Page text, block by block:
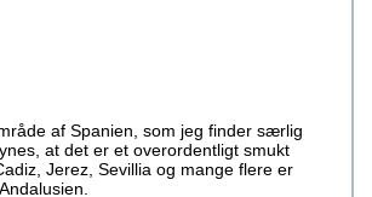
af Spanien, som jeg finder særlig
at det er et overordentligt smukt
Jerez, Sevillia og mange flere er